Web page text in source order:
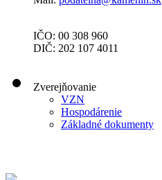
IČO: 00 308 960
DIČ: 202 107 4011
Zverejňovanie
VZN
Hospodárenie
Základné dokumenty